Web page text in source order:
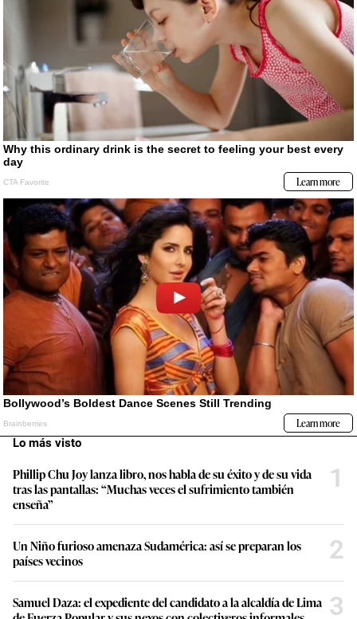
Lo más visto
Phillip Chu Joy lanza libro, nos habla de su éxito y de su vida
tras las pantallas: “Muchas veces el sufrimiento también
enseña”
1
Un Niño furioso amenaza Sudamérica: así se preparan los
países vecinos
2
Samuel Daza: el expediente del candidato a la alcaldía de Lima 3